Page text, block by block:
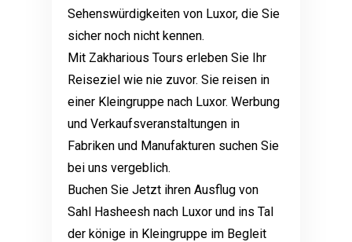
Sehenswürdigkeiten von Luxor, die Sie
sicher noch nicht kennen.
Mit Zakharious Tours erleben Sie Ihr
Reiseziel wie nie zuvor. Sie reisen in
einer Kleingruppe nach Luxor. Werbung
und Verkaufsveranstaltungen in
Fabriken und Manufakturen suchen Sie
bei uns vergeblich.
Buchen Sie Jetzt ihren Ausflug von
Sahl Hasheesh nach Luxor und ins Tal
der könige in Kleingruppe im Begleit